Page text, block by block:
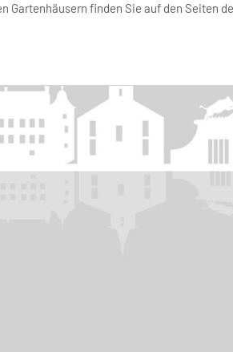
finden Sie auf den Seiten